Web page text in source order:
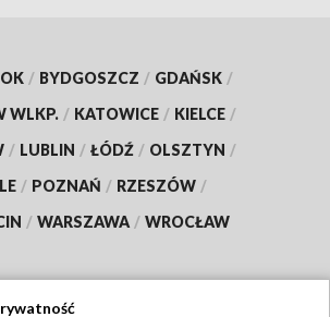
/ BYDGOSZCZ / GDAŃSK /
WLKP. / KATOWICE / KIELCE /
/ LUBLIN / ŁÓDŹ / OLSZTYN /
/ POZNAŃ / RZESZÓW /
/ WARSZAWA / WROCŁAW